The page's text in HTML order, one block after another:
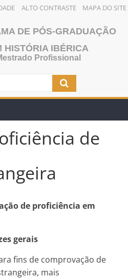
ALTO CONTRASTE MAPA DO SITE
DE PÓS-GRADUAÇÃO
HISTÓRIA IBÉRICA
Profissional
de
de proficiência em
gerais
fins de comprovação de
mais